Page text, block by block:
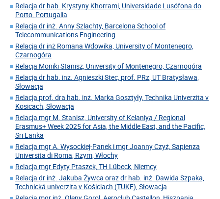
Relacja dr hab. Krystyny Khorrami, Universidade Lusófona do
Porto, Portugalia
Relacja dr inż. Anny Szlachty, Barcelona School of
Telecommunications Engineering
Relacja dr inż Romana Wdowika, University of Montenegro,
Czarnogóra
Relacja Moniki Stanisz, University of Montenegro, Czarnogóra
Relacja dr hab. inż. Agnieszki Stec, prof. PRz, UT Bratysława,
Słowacja
Relacja prof. dra hab. inż. Marka Gosztyły, Technika Univerzita v
Kosicach, Słowacja
Relacja mgr M. Stanisz, University of Kelaniya / Regional
Erasmus+ Week 2025 for Asia, the Middle East, and the Pacific,
Sri Lanka
Relacja mgr A. Wysockiej-Panek i mgr Joanny Czyż, Sapienza
Universita di Roma, Rzym, Włochy
Relacja mgr Edyty Ptaszek, TH Lübeck, Niemcy
Relacja dr inż. Jakuba Żywca oraz dr hab. inż. Dawida Szpaka,
Technická univerzita v Košiciach (TUKE), Słowacja